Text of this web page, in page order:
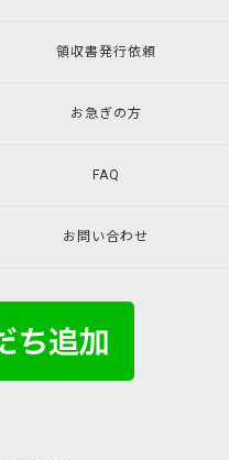
領収書発行依頼
お急ぎの方
FAQ
お問い合わせ